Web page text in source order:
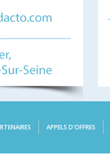
APPELS D'OFFRES